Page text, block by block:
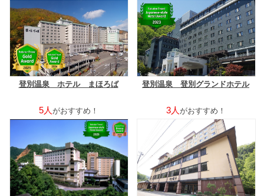
登別温泉 ホテル まほろば 登別温泉 登別グランドホテル
5人 がおすすめ！ 3人 がおすすめ！